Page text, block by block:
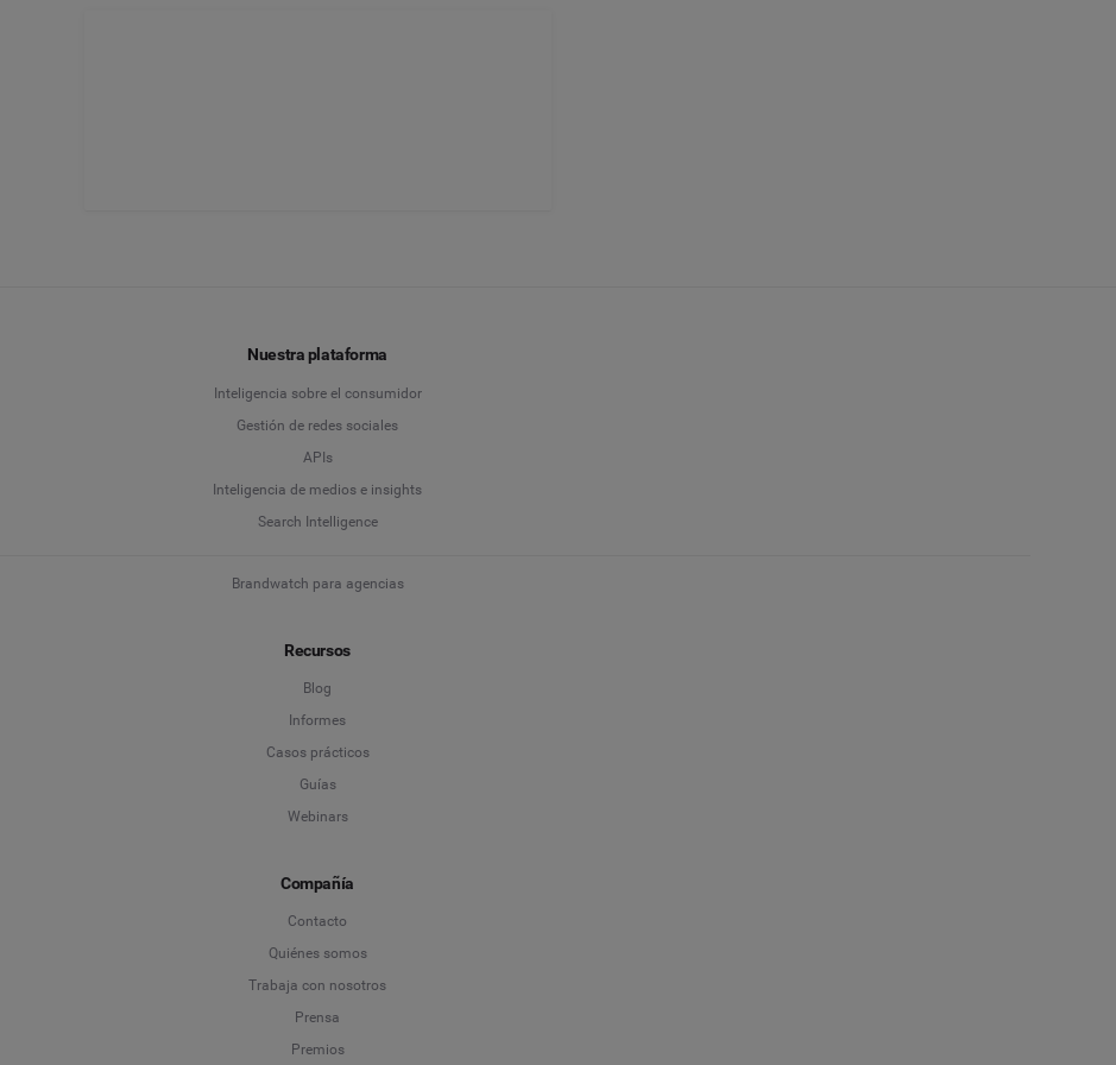
Nuestra plataforma
Inteligencia sobre el consumidor
Gestión de redes sociales
APIs
Inteligencia de medios e insights
Search Intelligence
Brandwatch para agencias
Recursos
Blog
Informes
Casos prácticos
Guías
Webinars
Compañía
Contacto
Quiénes somos
Trabaja con nosotros
Prensa
Premios